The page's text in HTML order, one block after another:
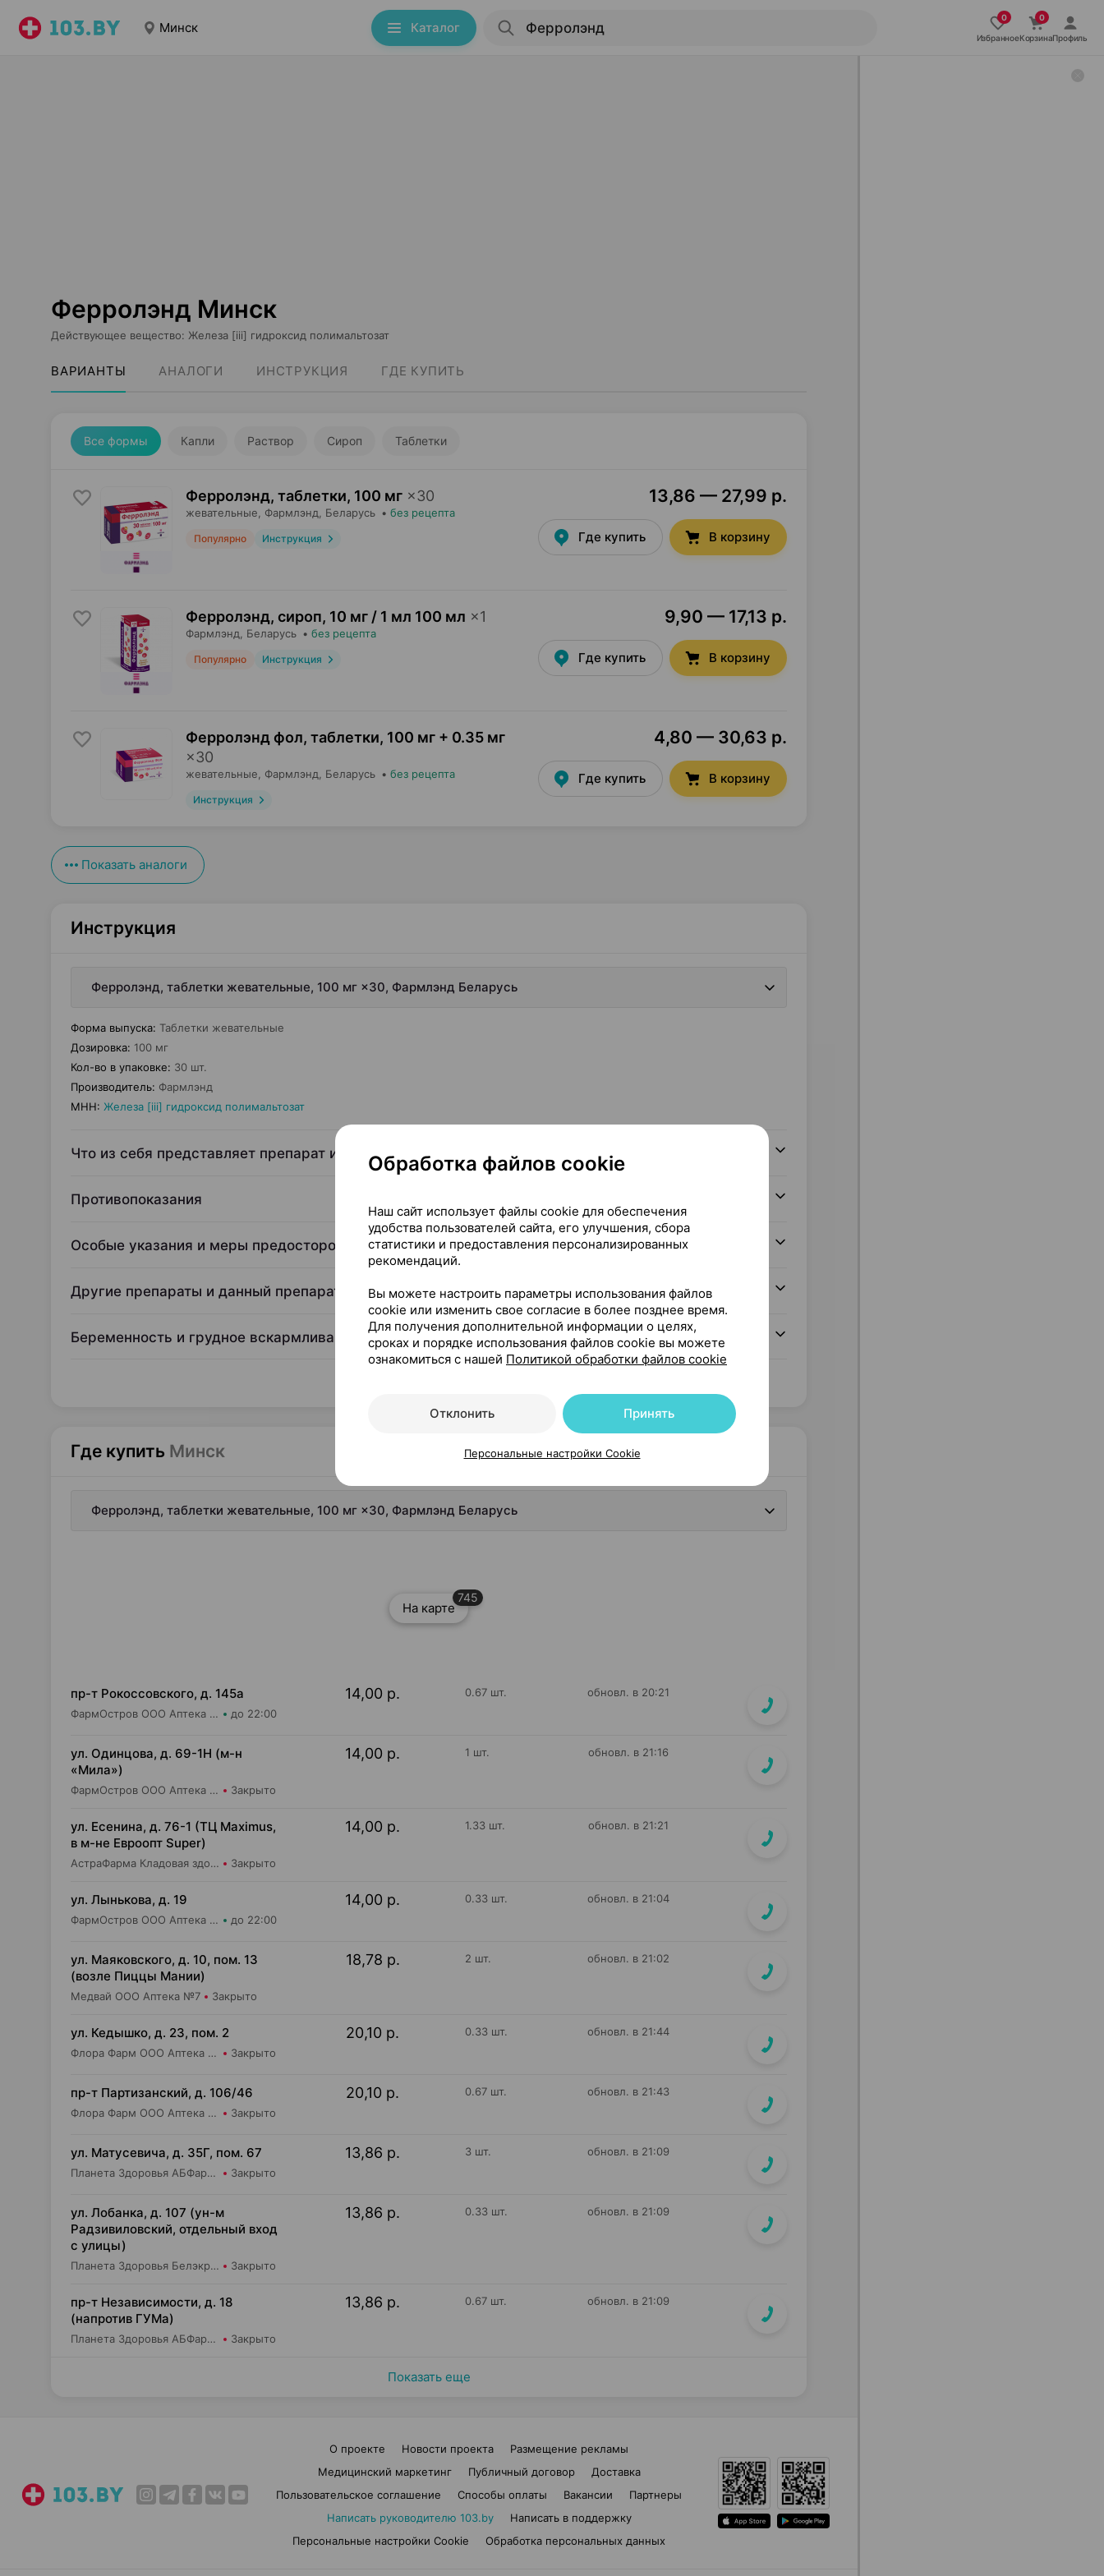
Минск Каталог
ИзбранноеКорзинаПрофиль
Ферролэнд Минск
Действующее вещество: Железа [iii] гидроксид полимальтозат
ВАРИАНТЫ АНАЛОГИ ИНСТРУКЦИЯ ГДЕ КУПИТЬ
Все формы Капли Раствор Сироп Таблетки
Ферролэнд, таблетки, 100 мг ×30
жевательные, Фармлэнд , Беларусь • без рецепта
Популярно Инструкция
13,86 — 27,99 р.
Где купить В корзину
Ферролэнд, сироп, 10 мг / 1 мл 100 мл ×1
Фармлэнд , Беларусь • без рецепта
Популярно Инструкция
9,90 — 17,13 р.
Где купить В корзину
Ферролэнд фол, таблетки, 100 мг + 0.35 мг
×30
жевательные, Фармлэнд , Беларусь • без рецепта
Инструкция
4,80 — 30,63 р.
Где купить В корзину
Показать аналоги
Инструкция
Ферролэнд, таблетки жевательные, 100 мг ×30, Фармлэнд Беларусь
Форма выпуска: Таблетки жевательные
Дозировка: 100 мг
Кол-во в упаковке: 30 шт.
Производитель: Фармлэнд
МНН: Железа [iii] гидроксид полимальтозат
Что из себя представляет препарат и для чего его принимают
Противопоказания
Особые указания и меры предосторожности
Другие препараты и данный препарат
Беременность и грудное вскармливание
Где купить Минск
Ферролэнд, таблетки жевательные, 100 мг ×30, Фармлэнд Беларусь
На карте
745
пр-т Рокоссовского, д. 145а
ФармОстров ООО Аптека №9 на Рокоссовского до 22:00
14,00 р. 0.67 шт. обновл. в 20:21
ул. Одинцова, д. 69-1Н (м-н
«Мила»)
ФармОстров ООО Аптека №16 на Одинцова Закрыто
14,00 р. 1 шт. обновл. в 21:16
ул. Есенина, д. 76-1 (ТЦ Maximus,
в м-не Евроопт Super)
АстраФарма Кладовая здоровья ООО Аптека №9 Закрыто
14,00 р. 1.33 шт. обновл. в 21:21
ул. Лынькова, д. 19
ФармОстров ООО Аптека №7 на Лынькова до 22:00
14,00 р. 0.33 шт. обновл. в 21:04
ул. Маяковского, д. 10, пом. 13
(возле Пиццы Мании)
Медвай ООО Аптека №7 Закрыто
18,78 р. 2 шт. обновл. в 21:02
ул. Кедышко, д. 23, пом. 2
Флора Фарм ООО Аптека №21 Закрыто
20,10 р. 0.33 шт. обновл. в 21:44
пр-т Партизанский, д. 106/46
Флора Фарм ООО Аптека №20 Закрыто
20,10 р. 0.67 шт. обновл. в 21:43
ул. Матусевича, д. 35Г, пом. 67
Планета Здоровья АБФармация ИООО Аптека №21 Закрыто
13,86 р. 3 шт. обновл. в 21:09
ул. Лобанка, д. 107 (ун-м
Радзивиловский, отдельный вход
с улицы)
Планета Здоровья Белэкрос ОДО Аптека №4 Закрыто
13,86 р. 0.33 шт. обновл. в 21:09
пр-т Независимости, д. 18
(напротив ГУМа)
Планета Здоровья АБФармация ИООО Аптека №1 Закрыто
13,86 р. 0.67 шт. обновл. в 21:09
Показать еще
О проекте Новости проекта
Размещение рекламы
Медицинский маркетинг
Публичный договор
Доставка
Пользовательское соглашение
Способы оплаты Вакансии
Партнеры
Написать руководителю 103.by
Написать в поддержку
Персональные настройки Cookie
Обработка персональных данных
Обработка файлов cookie
Наш сайт использует файлы cookie для обеспечения
удобства пользователей сайта, его улучшения, сбора
статистики и предоставления персонализированных
рекомендаций.
Вы можете настроить параметры использования файлов
cookie или изменить свое согласие в более позднее время.
Для получения дополнительной информации о целях,
сроках и порядке использования файлов cookie вы можете
ознакомиться с нашей Политикой обработки файлов cookie
Отклонить Принять
Персональные настройки Cookie